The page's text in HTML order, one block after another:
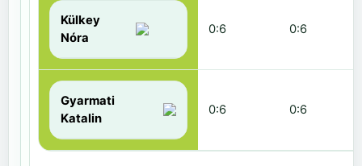
Külkey
Nóra
0:6 0:6
Gyarmati
Katalin
0:6 0:6